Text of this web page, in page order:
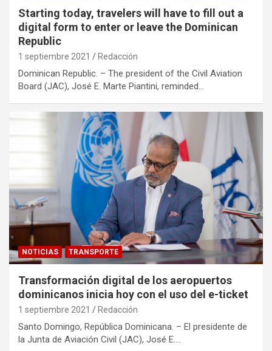
Starting today, travelers will have to fill out a
digital form to enter or leave the Dominican
Republic
1 septiembre 2021 Redacción
Dominican Republic. – The president of the Civil Aviation
Board (JAC), José E. Marte Piantini, reminded…
NOTICIAS TRANSPORTE
Transformación digital de los aeropuertos
dominicanos inicia hoy con el uso del e-ticket
1 septiembre 2021 Redacción
Santo Domingo, República Dominicana. – El presidente de
la Junta de Aviación Civil (JAC), José E.…